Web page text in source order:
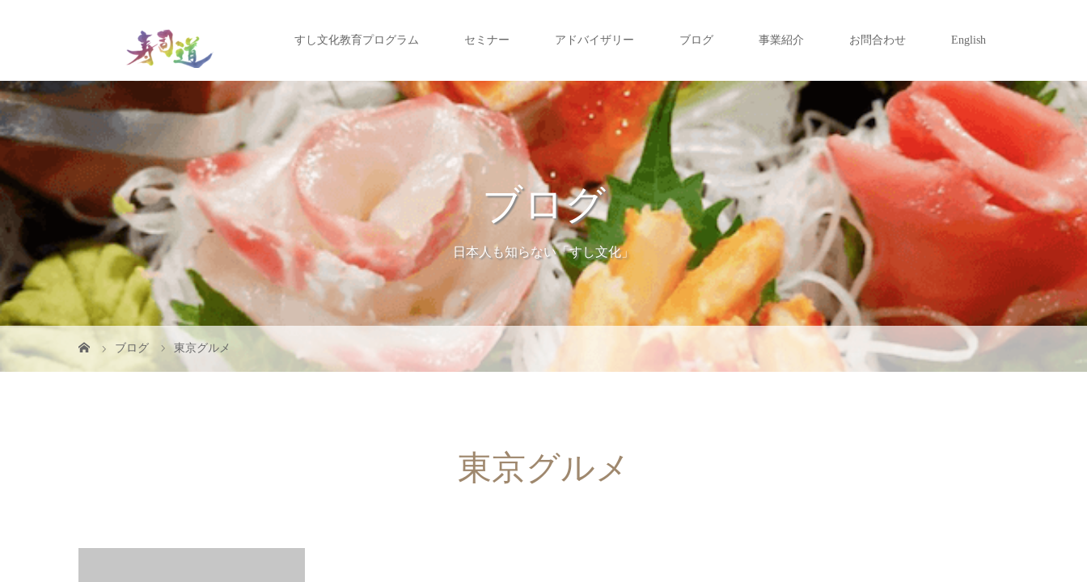
すし文化教育プログラム セミナー アドバイザリー ブログ 事業紹介 お問合わせ English
ブログ
日本人も知らない「すし文化」
ブログ 東京グルメ
東京グルメ